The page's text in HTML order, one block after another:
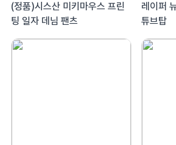
(정품)시스산 미키마우스 프린
팅 일자 데님 팬츠
레이퍼
튜브탑